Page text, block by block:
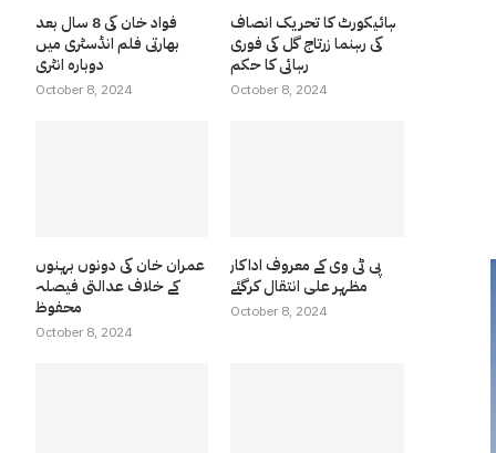
فواد خان کی 8 سال بعد
بھارتی فلم انڈسٹری میں
دوبارہ انٹری
October 8, 2024
ہائیکورٹ کا تحریک انصاف
کی رہنما زرتاج گل کی فوری
رہائی کا حکم
October 8, 2024
عمران خان کی دونوں بہنوں
کے خلاف عدالتی فیصلہ
محفوظ
October 8, 2024
پی ٹی وی کے معروف اداکار
مظہر علی انتقال کرگئے
October 8, 2024